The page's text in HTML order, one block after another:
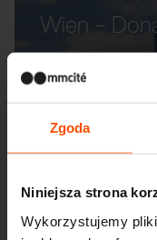
Zgoda
Niniejsza strona
Wykorzystujemy
Wien –